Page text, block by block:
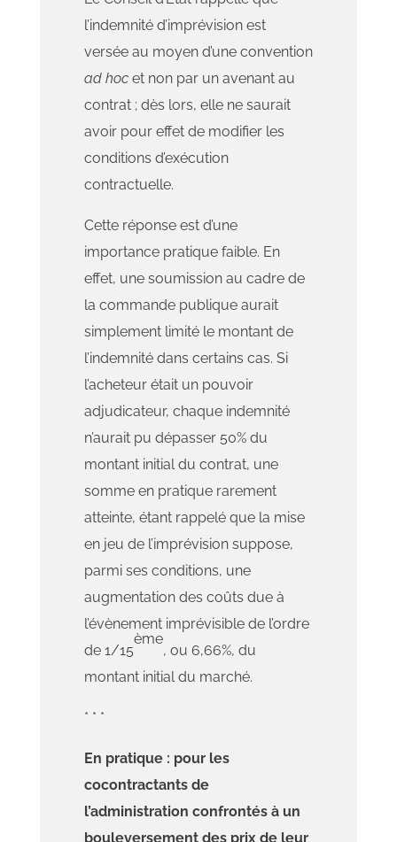
l’indemnité d’imprévision est
versée au moyen d’une convention
ad hocet non par un avenant au
contrat ; dès lors, elle ne saurait
avoir pour effet de modifier les
conditions d’exécution
contractuelle.
Cette réponse est d’une
importance pratique faible. En
effet, une soumission au cadre de
la commande publique aurait
simplement limité le montant de
l’indemnité dans certains cas. Si
l’acheteur était un pouvoir
adjudicateur, chaque indemnité
n’aurait pu dépasser 50% du
montant initial du contrat, une
somme en pratique rarement
atteinte, étant rappelé que la mise
en jeu de l’imprévision suppose,
parmi ses conditions, une
augmentation des coûts due à
l’évènement imprévisible de l’ordre
de 1/15
ème
, ou 6,66%, du
montant initial du marché.
* * *
En pratique : pour les
cocontractants de
l’administration confrontés à un
bouleversement des prix de leur